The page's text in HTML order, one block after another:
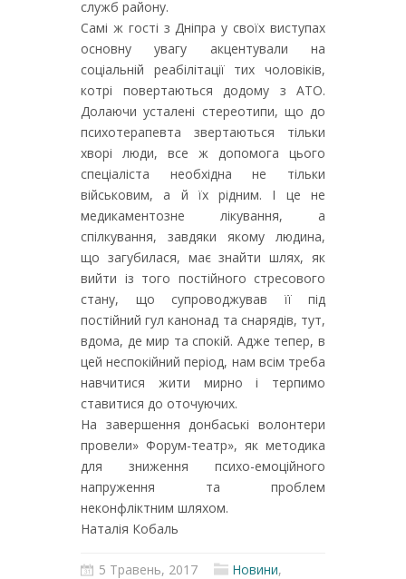
служб району.
Самі ж гості з Дніпра у своїх виступах
основну увагу акцентували на
соціальній реабілітації тих чоловіків,
котрі повертаються додому з АТО.
Долаючи усталені стереотипи, що до
психотерапевта звертаються тільки
хворі люди, все ж допомога цього
спеціаліста необхідна не тільки
військовим, а й їх рідним. І це не
медикаментозне лікування, а
спілкування, завдяки якому людина,
що загубилася, має знайти шлях, як
вийти із того постійного стресового
стану, що супроводжував її під
постійний гул канонад та снарядів, тут,
вдома, де мир та спокій. Адже тепер, в
цей неспокійний період, нам всім треба
навчитися жити мирно і терпимо
ставитися до оточуючих.
На завершення донбаські волонтери
провели» Форум-театр», як методика
для зниження психо-емоційного
напруження та проблем
неконфліктним шляхом.
Наталія Кобаль
5 Травень, 2017 Новини,